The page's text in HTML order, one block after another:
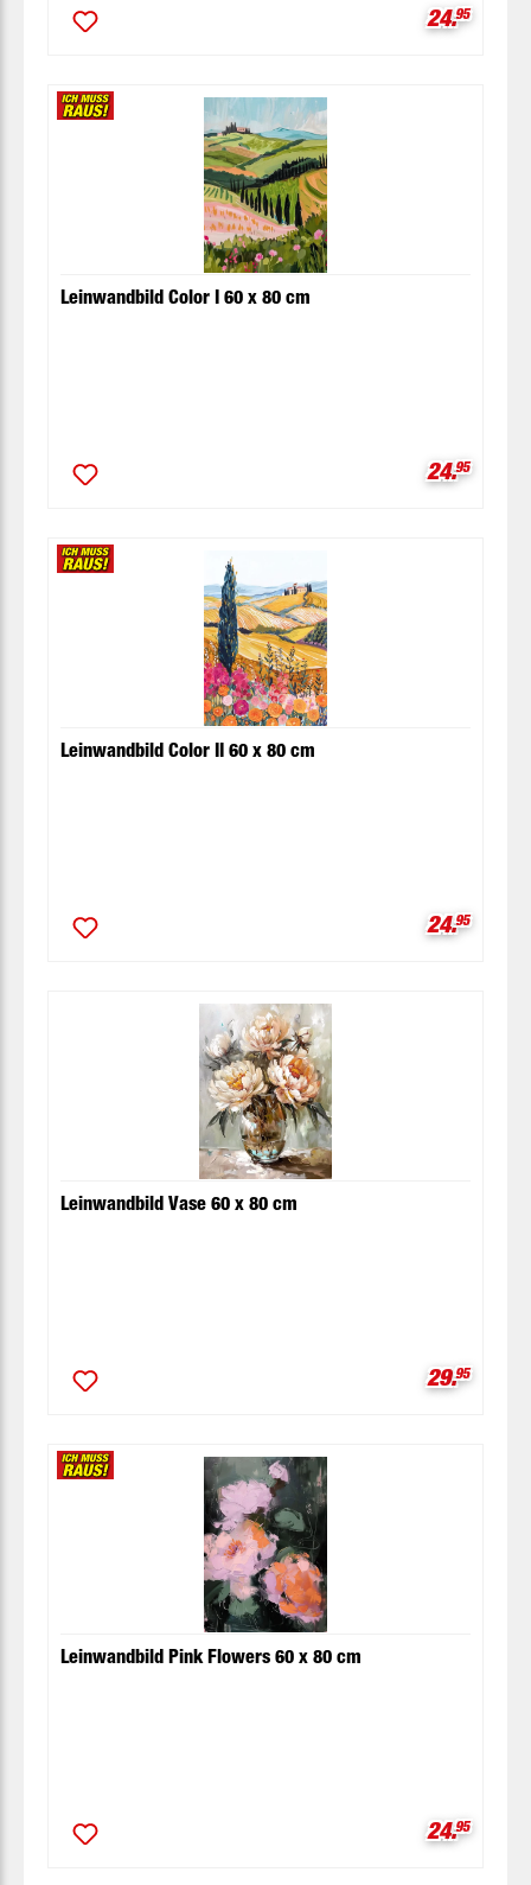
24.95
Leinwandbild Color I 60 x 80 cm
24.95
Leinwandbild Color II 60 x 80 cm
24.95
Leinwandbild Vase 60 x 80 cm
29.95
Leinwandbild Pink Flowers 60 x 80 cm
24.95